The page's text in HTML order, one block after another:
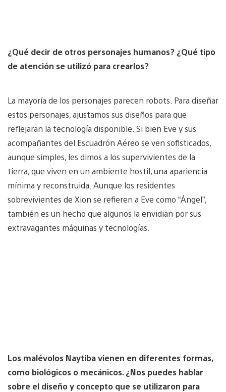
¿Qué decir de otros personajes humanos? ¿Qué tipo
de atención se utilizó para crearlos?
La mayoría de los personajes parecen robots. Para diseñar
estos personajes, ajustamos sus diseños para que
reflejaran la tecnología disponible. Si bien Eve y sus
acompañantes del Escuadrón Aéreo se ven sofisticados,
aunque simples, les dimos a los supervivientes de la
tierra, que viven en un ambiente hostil, una apariencia
mínima y reconstruida. Aunque los residentes
sobrevivientes de Xion se refieren a Eve como “Ángel”,
también es un hecho que algunos la envidian por sus
extravagantes máquinas y tecnologías.
Los malévolos Naytiba vienen en diferentes formas,
como biológicos o mecánicos. ¿Nos puedes hablar
sobre el diseño y concepto que se utilizaron para